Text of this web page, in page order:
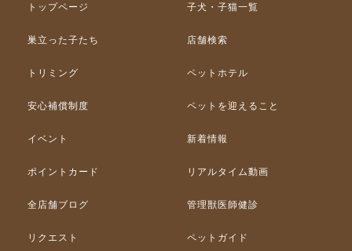
トップページ 子犬・子猫一覧
巣立った子たち 店舗検索
トリミング ペットホテル
安心補償制度 ペットを迎えること
イベント 新着情報
ポイントカード リアルタイム動画
全店舗ブログ 管理獣医師健診
リクエスト ペットガイド